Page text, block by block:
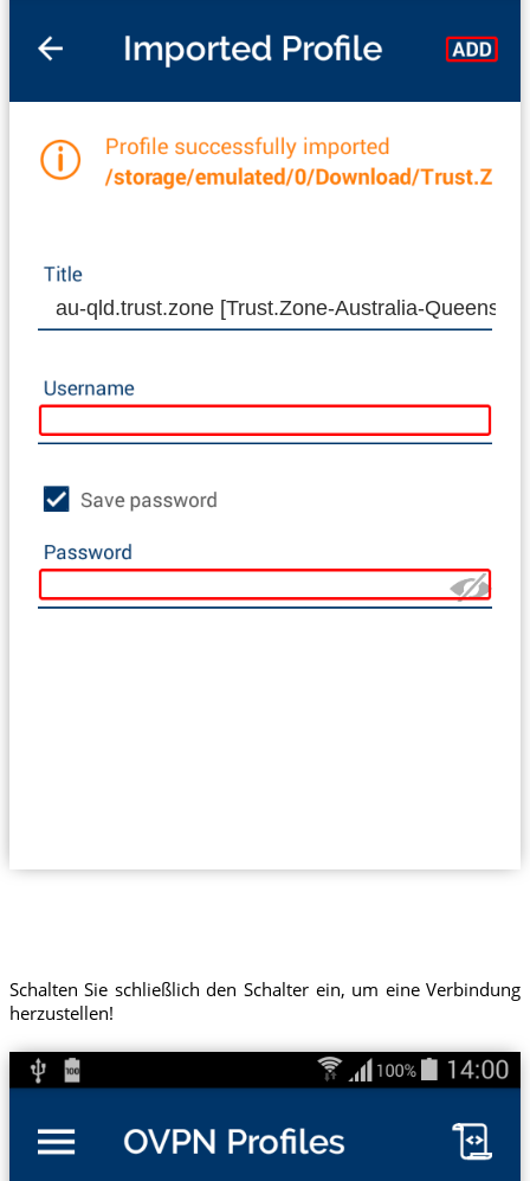
au-qld.trust.zone [Trust.Zone-Australia-
Schalten Sie schließlich den Schalter ein, um eine Verbindung
herzustellen!